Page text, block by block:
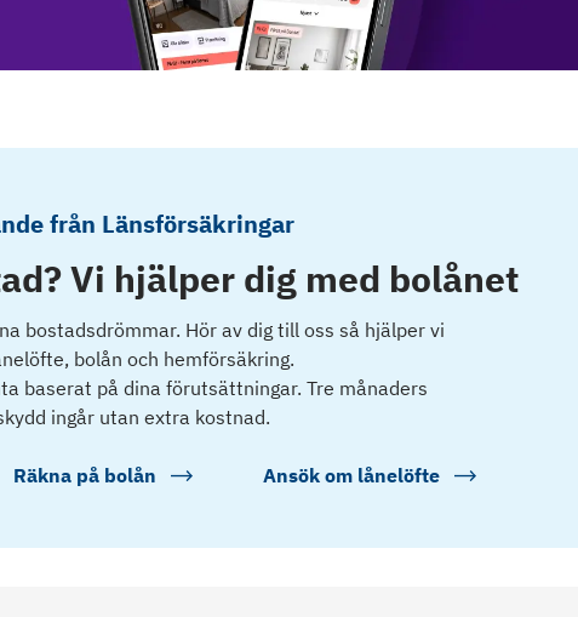
från Länsförsäkringar
Vi hjälper dig med bolånet
bostadsdrömmar. Hör av dig till oss så hjälper vi
bolån och hemförsäkring.
baserat på dina förutsättningar. Tre månaders
ingår utan extra kostnad.
Räkna på bolån Ansök om lånelöfte